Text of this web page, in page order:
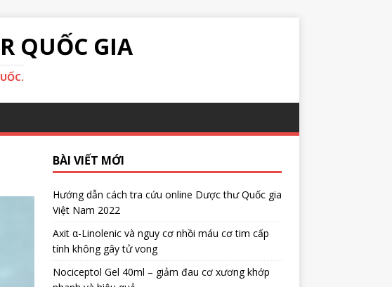
QUỐC GIA
BÀI VIẾT MỚI
Hướng dẫn cách tra cứu online Dược thư Quốc gia
Việt Nam 2022
Axit α-Linolenic và nguy cơ nhồi máu cơ tim cấp
tính không gây tử vong
Nociceptol Gel 40ml – giảm đau cơ xương khớp